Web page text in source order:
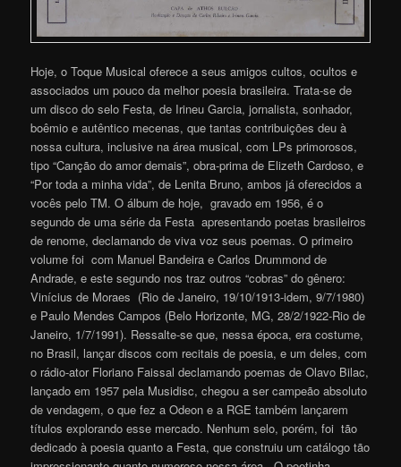
Hoje, o Toque Musical oferece a seus amigos cultos, ocultos e
associados um pouco da melhor poesia brasileira. Trata-se de
um disco do selo Festa, de Irineu Garcia, jornalista, sonhador,
boêmio e autêntico mecenas, que tantas contribuições deu à
nossa cultura, inclusive na área musical, com LPs primorosos,
tipo “Canção do amor demais”, obra-prima de Elizeth Cardoso, e
“Por toda a minha vida”, de Lenita Bruno, ambos já oferecidos a
vocês pelo TM. O álbum de hoje, gravado em 1956, é o
segundo de uma série da Festa apresentando poetas brasileiros
de renome, declamando de viva voz seus poemas. O primeiro
volume foi com Manuel Bandeira e Carlos Drummond de
Andrade, e este segundo nos traz outros “cobras” do gênero:
Vinícius de Moraes (Rio de Janeiro, 19/10/1913-idem, 9/7/1980)
e Paulo Mendes Campos (Belo Horizonte, MG, 28/2/1922-Rio de
Janeiro, 1/7/1991). Ressalte-se que, nessa época, era costume,
no Brasil, lançar discos com recitais de poesia, e um deles, com
o rádio-ator Floriano Faissal declamando poemas de Olavo Bilac,
lançado em 1957 pela Musidisc, chegou a ser campeão absoluto
de vendagem, o que fez a Odeon e a RGE também lançarem
títulos explorando esse mercado. Nenhum selo, porém, foi tão
dedicado à poesia quanto a Festa, que construiu um catálogo tão